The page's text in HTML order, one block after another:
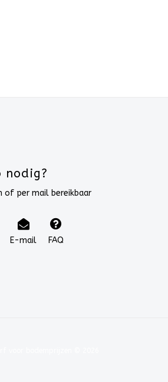
nodig?
of per mail bereikbaar
E-mail FAQ